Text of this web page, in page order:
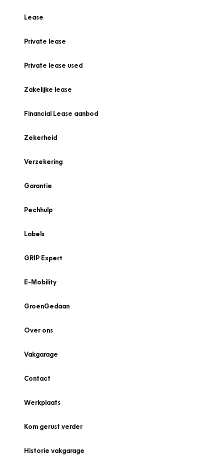
Lease
Private lease
Private lease used
Zakelijke lease
Financial Lease aanbod
Zekerheid
Verzekering
Garantie
Pechhulp
Labels
GRIP Expert
E-Mobility
GroenGedaan
Over ons
Vakgarage
Contact
Werkplaats
Kom gerust verder
Historie vakgarage